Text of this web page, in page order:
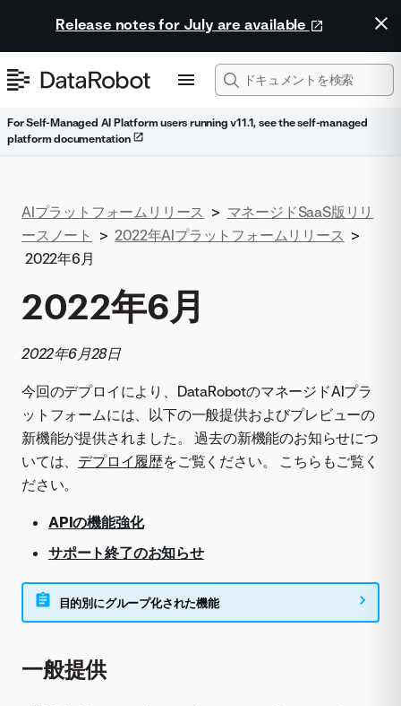
Release notes for July are available
For Self-Managed AI Platform users running v11.1, see the self-managed
platform documentation
AIプラットフォームリリース > マネージドSaaS版リリ
ースノート
> 2022年AIプラットフォームリリース >
2022年6月
2022年6月
2022年6月28日
今回のデプロイにより、DataRobotのマネージドAIプラ
ットフォームには、以下の一般提供およびプレビューの
新機能が提供されました。 過去の新機能のお知らせにつ
いては、 デプロイ履歴をご覧ください。 こちらもご覧く
ださい。
APIの機能強化
サポート終了のお知らせ
目的別にグループ化された機能
一般提供